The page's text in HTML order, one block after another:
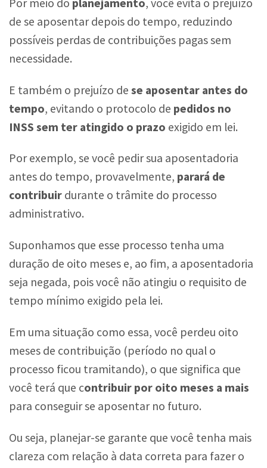
Por meio do planejamento, você evita o prejuízo
de se aposentar depois do tempo, reduzindo
possíveis perdas de contribuições pagas sem
necessidade.
E também o prejuízo de se aposentar antes do
tempo, evitando o protocolo de pedidos no
INSS sem ter atingido o prazo exigido em lei.
Por exemplo, se você pedir sua aposentadoria
antes do tempo, provavelmente, parará de
contribuir durante o trâmite do processo
administrativo.
Suponhamos que esse processo tenha uma
duração de oito meses e, ao fim, a aposentadoria
seja negada, pois você não atingiu o requisito de
tempo mínimo exigido pela lei.
Em uma situação como essa, você perdeu oito
meses de contribuição (período no qual o
processo ficou tramitando), o que significa que
você terá que contribuir por oito meses a mais
para conseguir se aposentar no futuro.
Ou seja, planejar-se garante que você tenha mais
clareza com relação à data correta para fazer o